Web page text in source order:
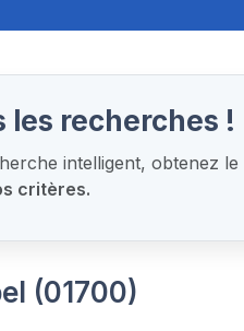
recherches !
intelligent, obtenez le
critères.
(01700)